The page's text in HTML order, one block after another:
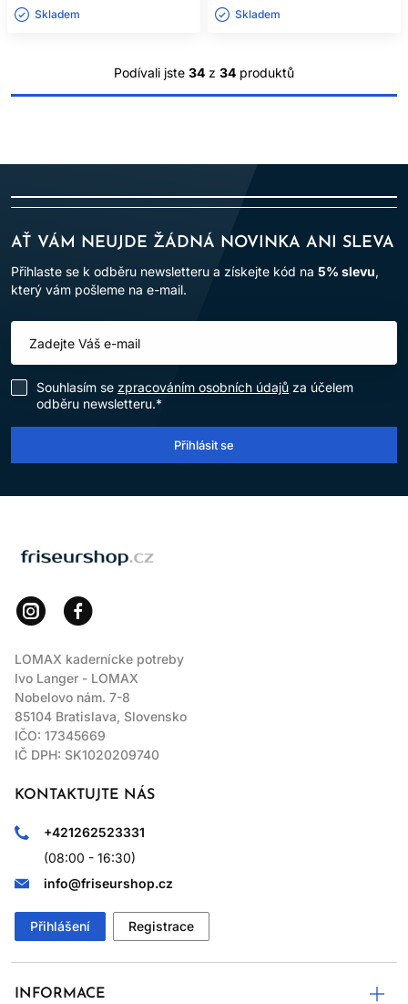
Skladem ㅤ Skladem ㅤ
Podívali jste 34 z 34 produktů
AŤ VÁM NEUJDE ŽÁDNÁ NOVINKA ANI SLEVA
Přihlaste se k odběru newsletteru a získejte kód na 5% slevu,
který vám pošleme na e-mail.
Souhlasím se zpracováním osobních údajů za účelem
odběru newsletteru.*
Přihlásit se
LOMAX kadernícke potreby
Ivo Langer - LOMAX
Nobelovo nám. 7-8
85104 Bratislava, Slovensko
IČO: 17345669
IČ DPH: SK1020209740
KONTAKTUJTE NÁS
+421262523331
(08:00 - 16:30)
info@friseurshop.cz
Přihlášení Registrace
INFORMACE